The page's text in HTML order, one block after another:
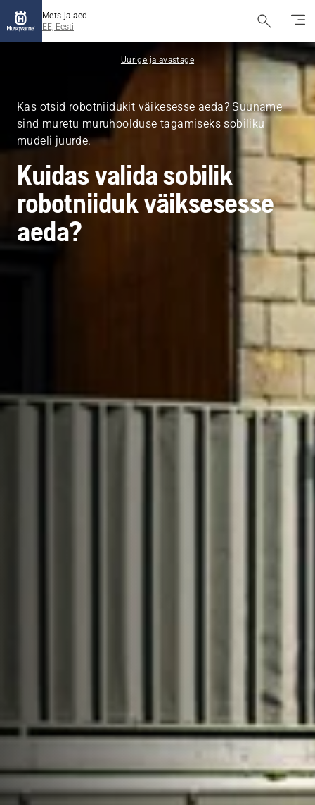
Mets ja aed
EE, Eesti
Uurige ja avastage
Kas otsid robotniidukit väikesesse aeda? Suuname
sind muretu muruhoolduse tagamiseks sobiliku
mudeli juurde.
Kuidas valida sobilik
robotniiduk väiksesesse
aeda?